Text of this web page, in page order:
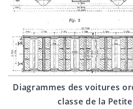
Diagrammes des voitures
classe de la